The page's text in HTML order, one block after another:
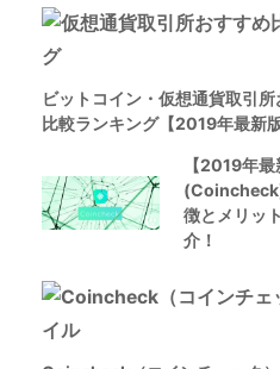
ビットコイン・仮想通貨取引
比較ランキング【2019年最新版
【2019年
徴とメリッ
介！